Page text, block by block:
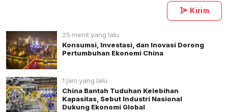
Kirim
25 menit yang lalu
Konsumsi, Investasi, dan Inovasi Dorong
Pertumbuhan Ekonomi China
1 jam yang lalu
China Bantah Tuduhan Kelebihan
Kapasitas, Sebut Industri Nasional
Dukung Ekonomi Global